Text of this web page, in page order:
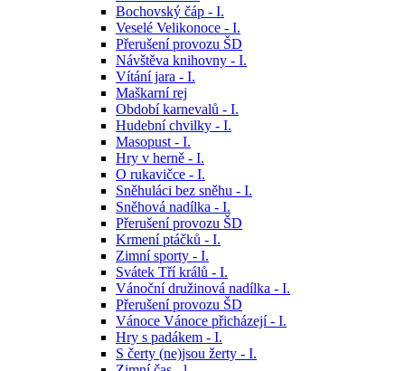
Bochovský čáp - I.
Veselé Velikonoce - I.
Přerušení provozu ŠD
Návštěva knihovny - I.
Vítání jara - I.
Maškarní rej
Období karnevalů - I.
Hudební chvilky - I.
Masopust - I.
Hry v herně - I.
O rukavičce - I.
Sněhuláci bez sněhu - I.
Sněhová nadílka - I.
Přerušení provozu ŠD
Krmení ptáčků - I.
Zimní sporty - I.
Svátek Tří králů - I.
Vánoční družinová nadílka - I.
Přerušení provozu ŠD
Vánoce Vánoce přicházejí - I.
Hry s padákem - I.
S čerty (ne)jsou žerty - I.